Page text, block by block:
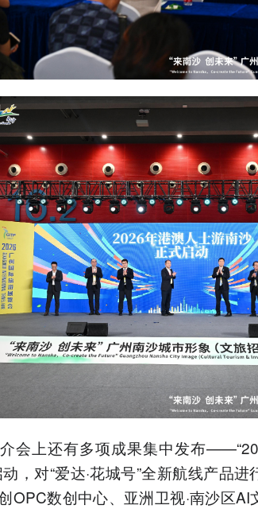
会上还有多项成果集中发布
，对“爱达·花城号”全新航线产品
OPC数创中心、亚洲卫视·南沙区